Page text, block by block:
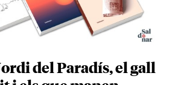
del Paradís, el gall